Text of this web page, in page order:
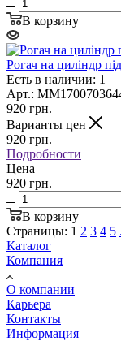
В корзину
Рогач на циліндр
Есть в наличии: 1
Арт.:
920 грн.
Варианты цен
920 грн.
Подробности
Цена
920 грн.
В корзину
Страницы: 1 2 3 4 5
Каталог
Компания
О компании
Карьера
Контакты
Информация